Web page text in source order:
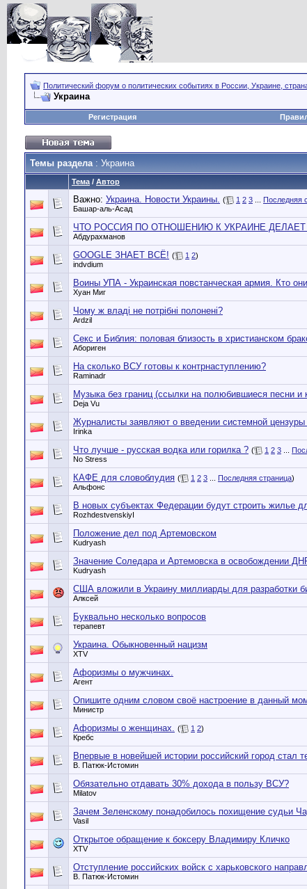
Политический форум о политических событиях в России, Украине,
Украина
Регистрация
Темы раздела: Украина
Тема / Автор
Важно: Украина. Новости Украины. ( 1 2 3 Последняя
Башар-аль-Асад
ЧТО РОССИЯ ПО ОТНОШЕНИЮ К УКРАИНЕ ДЕЛАЕТ НЕ
Абдурахманов
GOOGLE ЗНАЕТ ВСЁ! ( 1 2)
indvdium
Воины УПА - Украинская повстанческая армия. Кто
Хуан Миг
Чому ж владі не потрібні полонені?
Ardzil
Секс и Библия: половая близость в христианском
Абориген
На сколько ВСУ готовы к контрнаступлению?
Raminadr
Музыка без границ (ссылки на полюбившиеся песни и
Deja Vu
Журналисты заявляют о введении системной
Irinka
Что лучше - русская водка или горилка ? ( 1 2 3
No Stress
КАФЕ для словоблудия ( 1 2 3 Последняя страница)
Альфонс
В новых субъектах Федерации будут строить жилье
RozhdestvenskiyI
Положение дел под Артемовском
Kudryash
Значение Соледара и Артемовска в освобождении
Kudryash
США вложили в Украину миллиарды для разработки
Алксей
Буквально несколько вопросов
терапевт
Украина. Обыкновенный нацизм
XTV
Афоризмы о мужчинах.
Агент
Опишите одним словом своё настроение в данный
Министр
Афоризмы о женщинах. ( 1 2)
Кребс
Впервые в новейшей истории российский город стал
В. Патюк-Истомин
Обязательно отдавать 30% дохода в пользу ВСУ?
Milatov
Зачем Зеленскому понадобилось похищение судьи
Vasil
Открытое обращение к боксеру Владимиру Кличко
XTV
Отступление российских войск с харьковского
В. Патюк-Истомин